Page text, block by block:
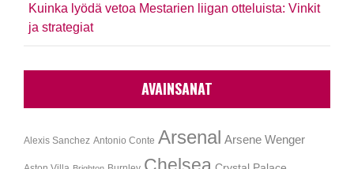
Kuinka lyödä vetoa Mestarien liigan otteluista: Vinkit
ja strategiat
AVAINSANAT
Alexis Sanchez Antonio Conte Arsenal Arsene Wenger